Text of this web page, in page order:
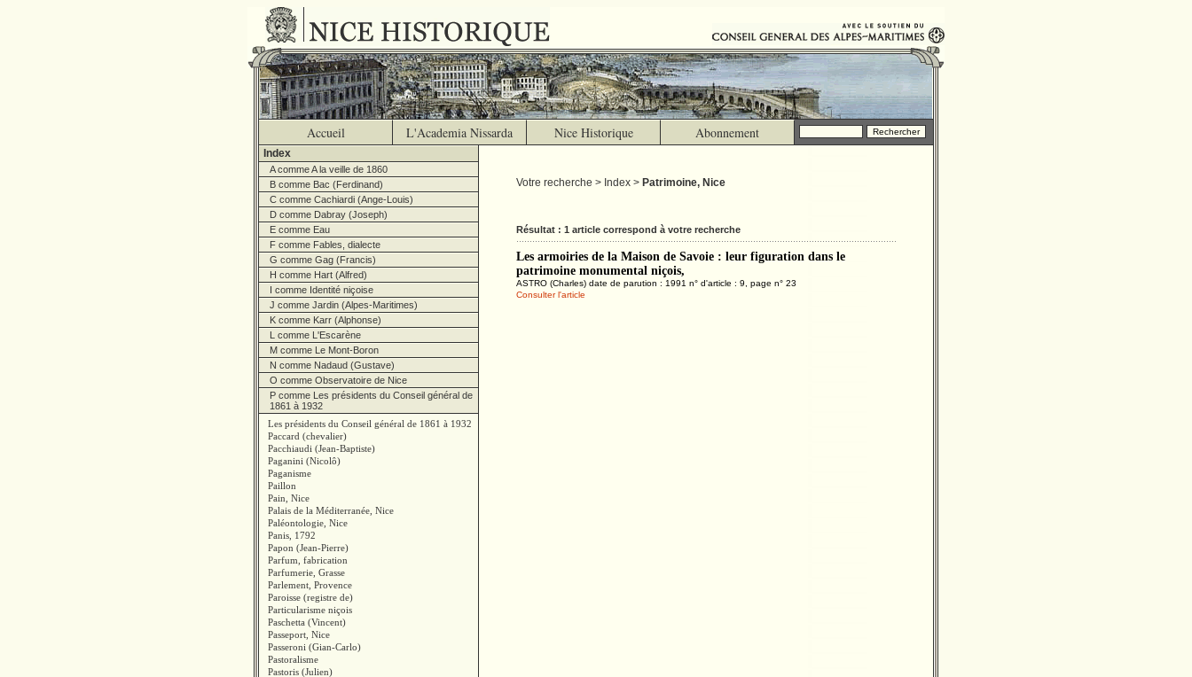
Accueil L'Academia Nissarda Nice Historique Abonnement
Index
A comme A la veille de 1860
B comme Bac (Ferdinand)
C comme Cachiardi (Ange-Louis)
D comme Dabray (Joseph)
E comme Eau
F comme Fables, dialecte
G comme Gag (Francis)
H comme Hart (Alfred)
I comme Identité niçoise
J comme Jardin (Alpes-Maritimes)
K comme Karr (Alphonse)
L comme L'Escarène
M comme Le Mont-Boron
N comme Nadaud (Gustave)
O comme Observatoire de Nice
P comme Les présidents du Conseil général de
1861 à 1932
Les présidents du Conseil général de 1861 à 1932
Paccard (chevalier)
Pacchiaudi (Jean-Baptiste)
Paganini (Nicolô)
Paganisme
Paillon
Pain, Nice
Palais de la Méditerranée, Nice
Paléontologie, Nice
Panis, 1792
Papon (Jean-Pierre)
Parfum, fabrication
Parfumerie, Grasse
Parlement, Provence
Paroisse (registre de)
Particularisme niçois
Paschetta (Vincent)
Passeport, Nice
Passeroni (Gian-Carlo)
Pastoralisme
Pastoris (Julien)
Votre recherche > Index > Patrimoine, Nice
Résultat : 1 article correspond à votre recherche
Les armoiries de la Maison de Savoie : leur figuration dans le
patrimoine monumental niçois,
ASTRO (Charles) date de parution : 1991 n° d'article : 9, page n° 23
Consulter l'article